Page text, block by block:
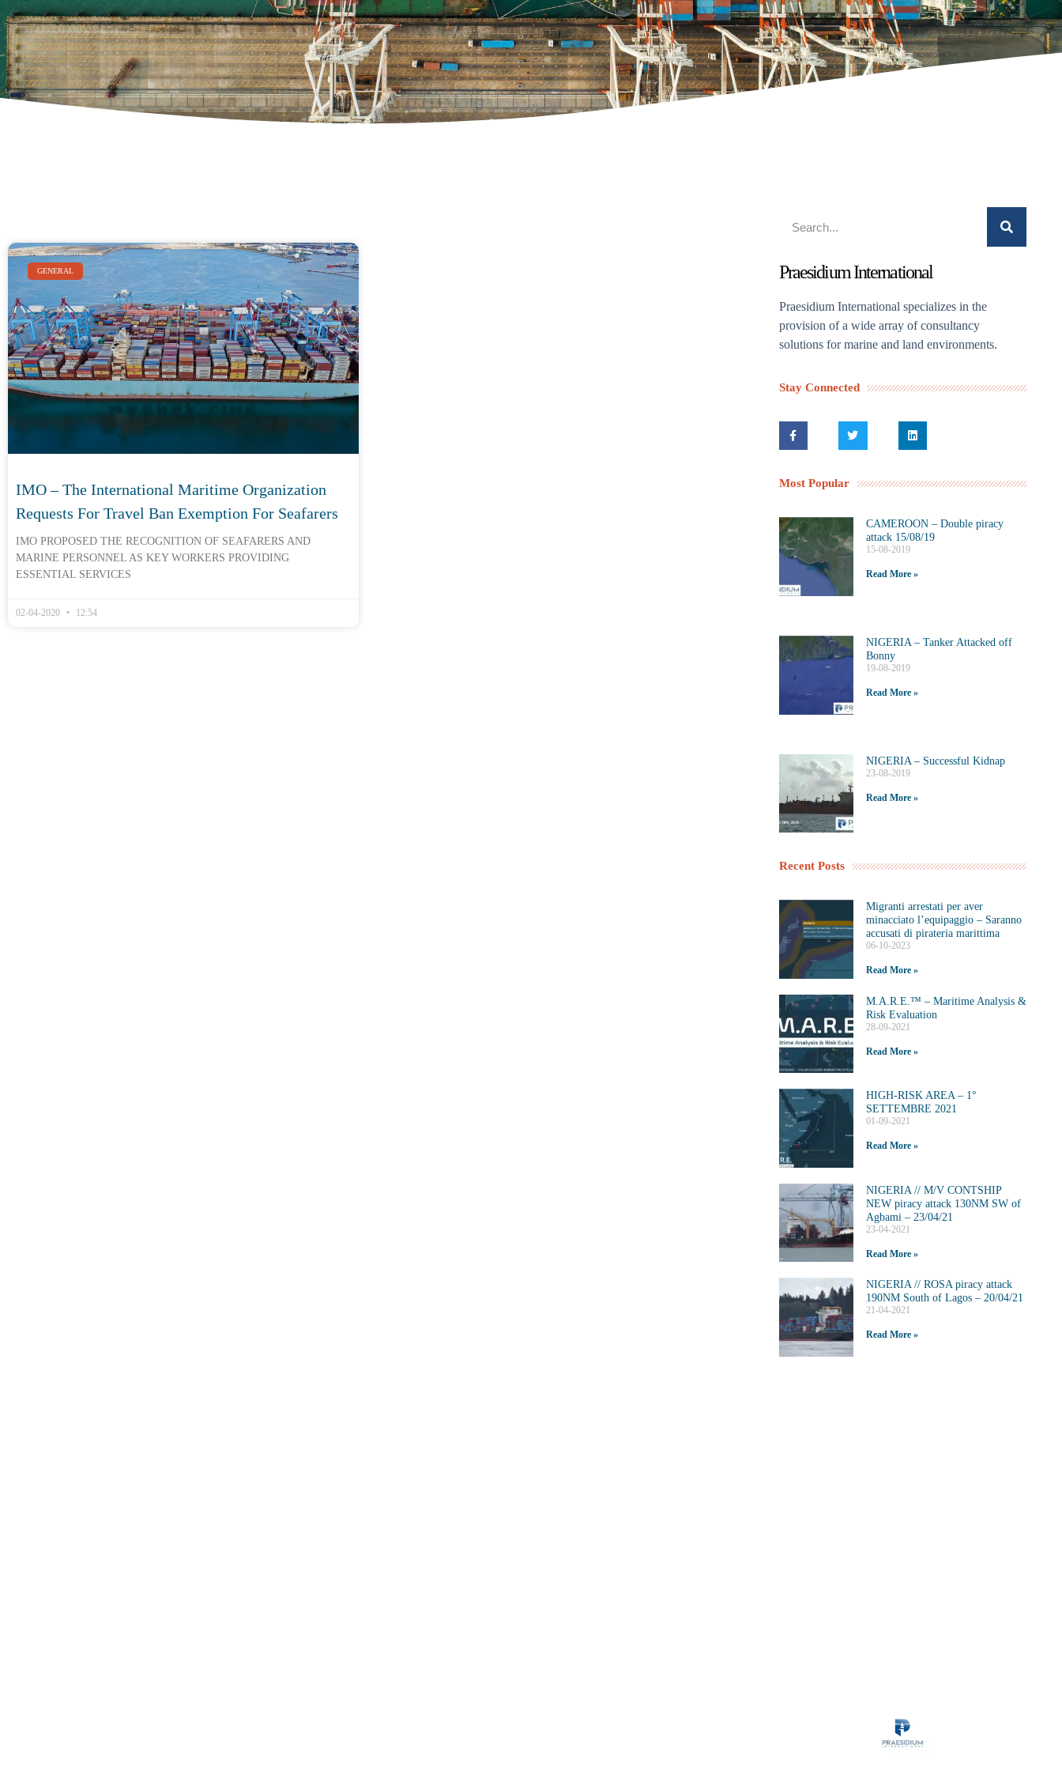
GENERAL
IMO – The International Maritime Organization
Requests For Travel Ban Exemption For Seafarers
IMO PROPOSED THE RECOGNITION OF SEAFARERS AND
MARINE PERSONNEL AS KEY WORKERS PROVIDING
ESSENTIAL SERVICES
02-04-2020 12:54
Praesidium International
Praesidium International specializes in the
provision of a wide array of consultancy
solutions for marine and land environments.
Stay Connected
Most Popular
CAMEROON – Double piracy
attack 15/08/19
15-08-2019
Read More »
NIGERIA – Tanker Attacked off
Bonny
19-08-2019
Read More »
NIGERIA – Successful Kidnap
23-08-2019
Read More »
Recent Posts
Migranti arrestati per aver
minacciato l’equipaggio – Saranno
accusati di pirateria marittima
06-10-2023
Read More »
M.A.R.E.™️ – Maritime Analysis &
Risk Evaluation
28-09-2021
Read More »
HIGH-RISK AREA – 1°
SETTEMBRE 2021
01-09-2021
Read More »
NIGERIA // M/V CONTSHIP
NEW piracy attack 130NM SW of
Agbami – 23/04/21
23-04-2021
Read More »
NIGERIA // ROSA piracy attack
190NM South of Lagos – 20/04/21
21-04-2021
Read More »